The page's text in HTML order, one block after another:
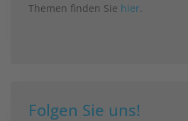
Themen finden Sie hier.
Folgen Sie uns!